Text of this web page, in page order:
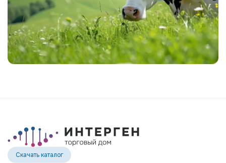
MR WINGS NORTON-ET
EDG DIRECTOR OPTIC-ET
POTTERS-FIELD PAVETHEWAY-TW
BTS-MARCY PETULA PING-ET
TEEMAR MODESTY RATE-ET
GENOSOURCE DELTA REGMA-ET
VOGUE REVIVAL-RED-ET
Скачать каталог